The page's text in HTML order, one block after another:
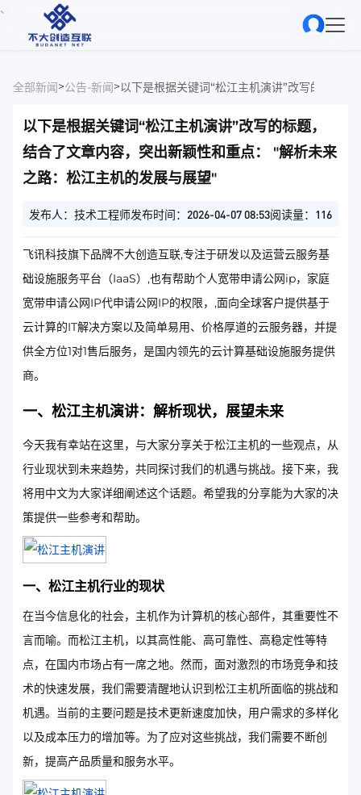
、
全部新闻>公告-新闻>
以下是根据关键词“松江主机演讲”改写的标题，
结合了文章内容，突出新颖性和重点： "解析未来
之路：松江主机的发展与展望"
发布人：技术工程师发布时间：2026-04-07 08:53阅读量：116
飞讯科技旗下品牌不大创造互联,专注于研发以及运营云服务基
础设施服务平台（IaaS）,也有帮助个人宽带申请公网ip，家庭
宽带申请公网IP代申请公网IP的权限，,面向全球客户提供基于
云计算的IT解决方案以及简单易用、价格厚道的云服务器，并提
供全方位1对1售后服务，是国内领先的云计算基础设施服务提供
商。
一、松江主机演讲：解析现状，展望未来
今天我有幸站在这里，与大家分享关于松江主机的一些观点，从
行业现状到未来趋势，共同探讨我们的机遇与挑战。接下来，我
将用中文为大家详细阐述这个话题。希望我的分享能为大家的决
策提供一些参考和帮助。
一、松江主机行业的现状
在当今信息化的社会，主机作为计算机的核心部件，其重要性不
言而喻。而松江主机，以其高性能、高可靠性、高稳定性等特
点，在国内市场占有一席之地。然而，面对激烈的市场竞争和技
术的快速发展，我们需要清醒地认识到松江主机所面临的挑战和
机遇。当前的主要问题是技术更新速度加快，用户需求的多样化
以及成本压力的增加等。为了应对这些挑战，我们需要不断创
新，提高产品质量和服务水平。